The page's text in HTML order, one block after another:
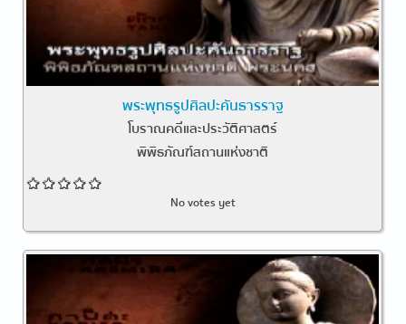
พระพุทธรูปศิลปะคันธารราฐ
โบราณคดีและประวัติศาสตร์
พิพิธภัณฑ์สถานแห่งชาติ
No votes yet